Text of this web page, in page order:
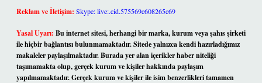
Reklam ve İletişim: Skype: live:.cid.575569c608265c69
Yasal Uyarı: Bu internet sitesi, herhangi bir marka, kurum veya şahıs şirketi
ile hiçbir bağlantısı bulunmamaktadır. Sitede yalnızca kendi hazırladığımız
makaleler paylaşılmaktadır. Burada yer alan içerikler haber niteliği
taşımamakta olup, gerçek kurum ve kişiler hakkında paylaşım
yapılmamaktadır. Gerçek kurum ve kişiler ile isim benzerlikleri tamamen